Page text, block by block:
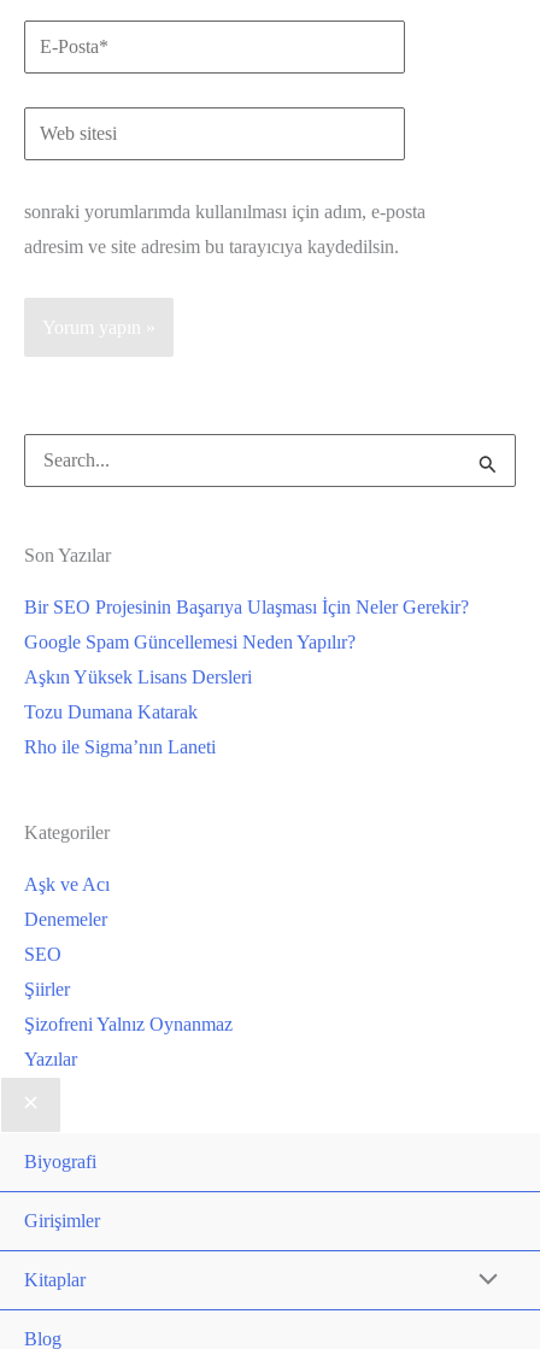
E-
Posta*
Web
sitesi
sonraki yorumlarımda kullanılması için adım, e-posta
adresim ve site adresim bu tarayıcıya kaydedilsin.
Search
for:
Son Yazılar
Bir SEO Projesinin Başarıya Ulaşması İçin Neler Gerekir?
Google Spam Güncellemesi Neden Yapılır?
Aşkın Yüksek Lisans Dersleri
Tozu Dumana Katarak
Rho ile Sigma’nın Laneti
Kategoriler
Aşk ve Acı
Denemeler
SEO
Şiirler
Şizofreni Yalnız Oynanmaz
Yazılar
Biyografi
Girişimler
Kitaplar
Blog